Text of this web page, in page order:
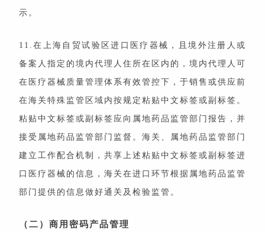
示。
11.在上海自贸试验区进口医疗器械，且境外注册人或
备案人指定的境内代理人住所在区内的，境内代理人可
在医疗器械质量管理体系有效管控下，于销售或供应前
在海关特殊监管区域内按规定粘贴中文标签或副标签。
粘贴中文标签或副标签应向属地药品监管部门报告，并
接受属地药品监管部门监督。海关、属地药品监管部门
建立工作配合机制，共享上述粘贴中文标签或副标签进
口医疗器械的信息，海关在进口环节根据属地药品监管
部门提供的信息做好通关及检验监管。
（二）商用密码产品管理